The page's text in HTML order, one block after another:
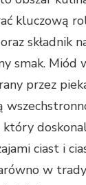
kluczową
składnik
smak. Miód
przez
ciast i
w